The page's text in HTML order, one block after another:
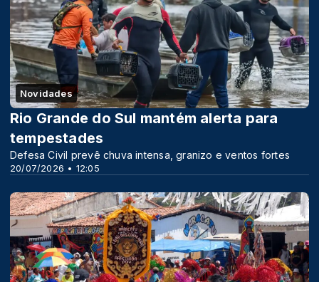
Novidades
20/07/2026 • 12:05
Rio Grande do Sul mantém alerta para
tempestades
Defesa Civil prevê chuva intensa, granizo e ventos fortes